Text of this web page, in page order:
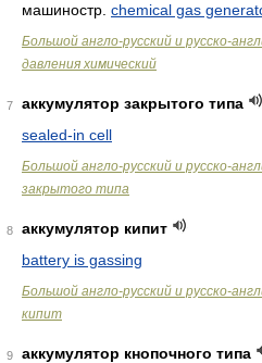
машиностр. chemical gas
Большой англо-русский и русско-
давления химический
7
аккумулятор закрытого типа
sealed-in cell
Большой англо-русский и русско-
закрытого типа
8
аккумулятор кипит
battery is gassing
Большой англо-русский и русско-
кипит
9
аккумулятор кнопочного типа